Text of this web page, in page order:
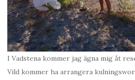
I Vadstena kommer jag ägna mig åt
Vild kommer ha arrangera